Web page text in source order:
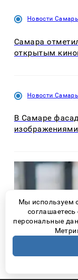
Новости
Самара
открытым
Новости
В Самаре
Мы используем
персональные